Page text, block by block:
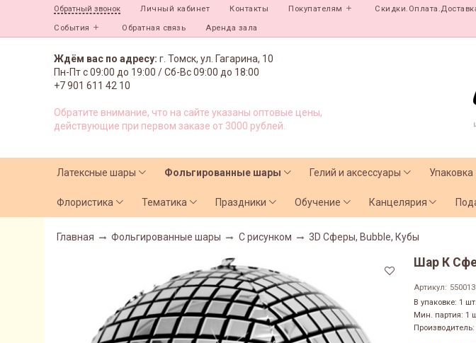
Обратный звонок Личный кабинет Контакты Покупателям
События Обратная связь Аренда зала
Ждём вас по адресу: г. Томск, ул. Гагарина, 10
Пн-Пт с09:00 до 19:00 /Сб-Вс 09:00 до 18:00
+7 901 611 42 10
Обратите внимание, что на сайте указаны оптовые цены,
действующие при первом заказе от 3000 рублей.
Латексные шары Фольгированные шары Гелий и аксессуары Упаковка
Флористика Тематика Праздники Обучение Канцелярия
Главная Фольгированные шары С рисунком 3D Сферы, Bubble, Кубы
Шар К
Артикул:
В упаковке: 1 шт.
Мин. партия: 1